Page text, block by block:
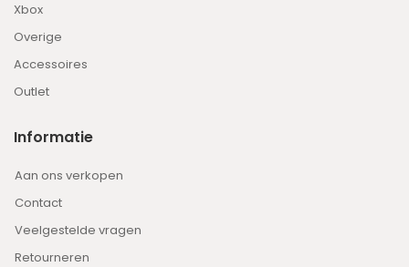
Xbox
Overige
Accessoires
Outlet
Informatie
Aan ons verkopen
Contact
Veelgestelde vragen
Retourneren